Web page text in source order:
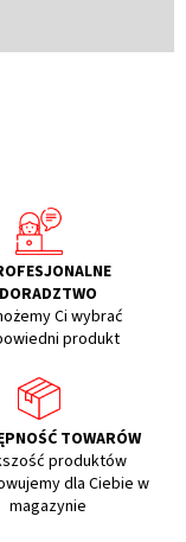
DORADZTWO
Ci wybrać
produkt
TOWARÓW
produktów
dla Ciebie w
magazynie